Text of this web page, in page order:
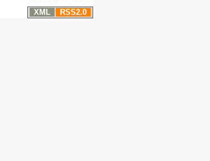
XML
RSS2.0